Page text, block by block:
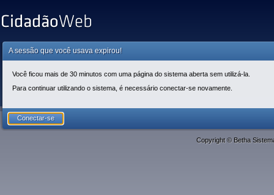
A sessão que você usava expirou!
Você ficou mais de 30 minutos com uma página do sistema aberta sem utilizá-la.
Para continuar utilizando o sistema, é necessário conectar-se novamente.
Copyright © Betha